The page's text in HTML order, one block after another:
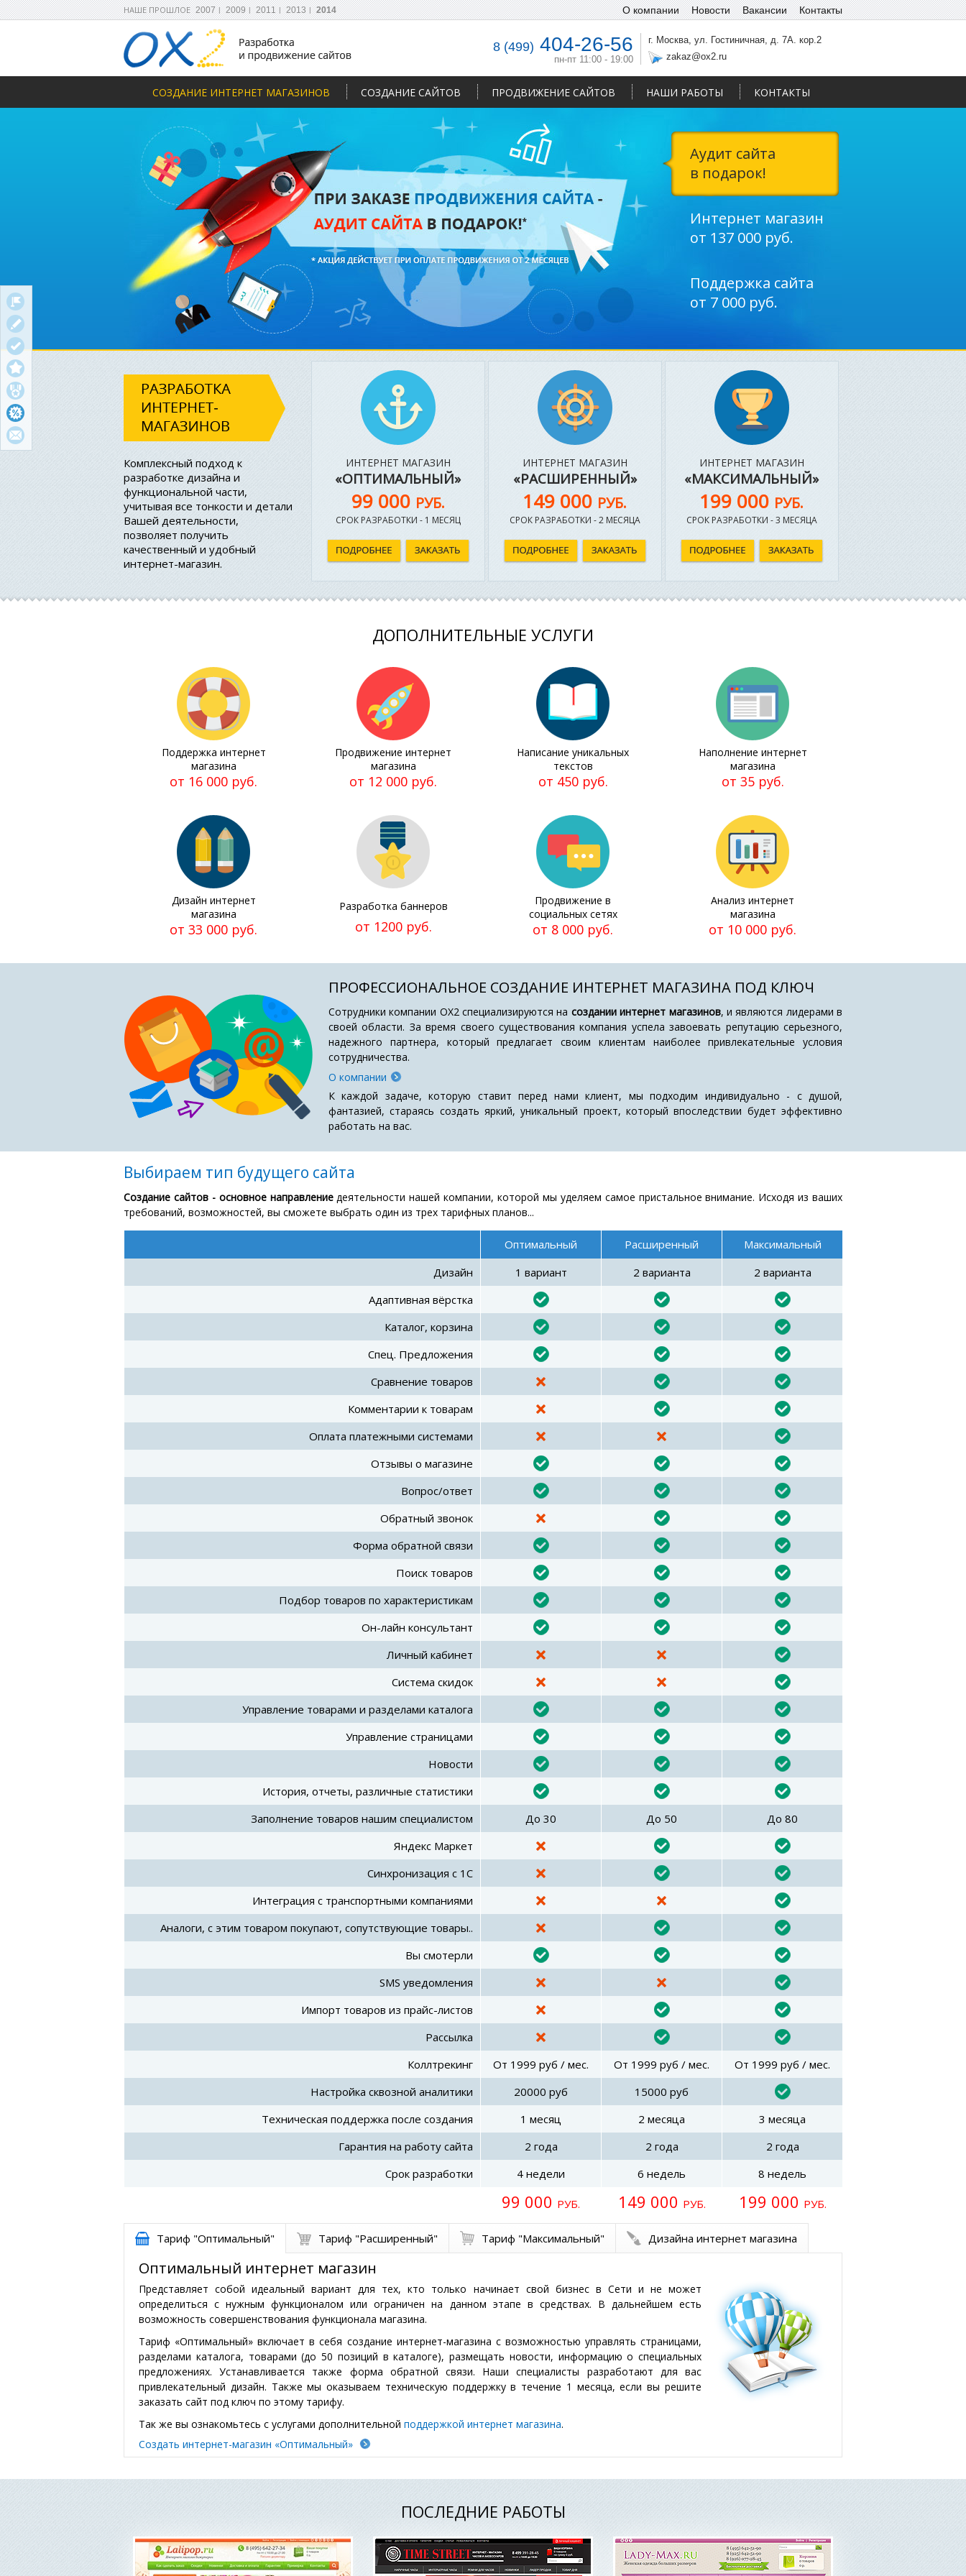
СОЗДАНИЕ ИНТЕРНЕТ МАГАЗИНОВ СОЗДАНИЕ САЙТОВ ПРОДВИЖЕНИЕ САЙТОВ НАШИ РАБОТЫ КОНТАКТЫ
НАШЕ ПРОШЛОЕ 2007 2009 2011 2013 2014 О компании Новости Вакансии Контакты
г. Москва, ул. Гостиничная, д. 7А. кор.2
zakaz@ox2.ru
8 (499) 404-26-56
пн-пт 11:00 - 19:00
Аудит сайта
в подарок!
Интернет магазин
от 137 000 руб.
Поддержка сайта
от 7 000 руб.
Комплексный подход к
разработке дизайна и
функциональной части,
учитывая все тонкости и детали
Вашей деятельности,
позволяет получить
качественный и удобный
интернет-магазин.
ИНТЕРНЕТ МАГАЗИН
«ОПТИМАЛЬНЫЙ»
99 000 РУБ.
СРОК РАЗРАБОТКИ - 1 МЕСЯЦ
ИНТЕРНЕТ МАГАЗИН
«РАСШИРЕННЫЙ»
149 000 РУБ.
СРОК РАЗРАБОТКИ - 2 МЕСЯЦА
ИНТЕРНЕТ МАГАЗИН
«МАКСИМАЛЬНЫЙ»
199 000 РУБ.
СРОК РАЗРАБОТКИ - 3 МЕСЯЦА
ДОПОЛНИТЕЛЬНЫЕ УСЛУГИ
Поддержка интернет
магазина
от 16 000 руб.
Продвижение интернет
магазина
от 12 000 руб.
Написание уникальных
текстов
от 450 руб.
Наполнение интернет
магазина
от 35 руб.
Дизайн интернет
магазина
от 33 000 руб.
Разработка баннеров
от 1200 руб.
Продвижение в
социальных сетях
от 8 000 руб.
Анализ интернет
магазина
от 10 000 руб.
ПРОФЕССИОНАЛЬНОЕ СОЗДАНИЕ ИНТЕРНЕТ МАГАЗИНА ПОД КЛЮЧ
Сотрудники компании ОХ2 специализируются на создании интернет магазинов, и являются лидерами в
своей области. За время своего существования компания успела завоевать репутацию серьезного,
надежного партнера, который предлагает своим клиентам наиболее привлекательные условия
сотрудничества.
О компании
К каждой задаче, которую ставит перед нами клиент, мы подходим индивидуально - с душой,
фантазией, стараясь создать яркий, уникальный проект, который впоследствии будет эффективно
работать на вас.
Выбираем тип будущего сайта
Создание сайтов - основное направлениедеятельности нашей компании, которой мы уделяем самое пристальное внимание. Исходя из ваших
требований, возможностей, вы сможете выбрать один из трех тарифных планов...
Оптимальный Расширенный
Максимальный
Дизайн
1 вариант 2 варианта
2 варианта
Адаптивная вёрстка
Каталог, корзина
Спец. Предложения
Сравнение товаров
Комментарии к товарам
Оплата платежными системами
Отзывы о магазине
Вопрос/ответ
Обратный звонок
Форма обратной связи
Поиск товаров
Подбор товаров по характеристикам
Он-лайн консультант
Личный кабинет
Система скидок
Управление товарами и разделами каталога
Управление страницами
Новости
История, отчеты, различные статистики
Заполнение товаров нашим специалистом
До 30 До 50
До 80
Яндекс Маркет
Синхронизация с 1C
Интеграция с транспортными компаниями
Аналоги, с этим товаром покупают, сопутствующие товары..
Вы смотерли
SMS уведомления
Импорт товаров из прайс-листов
Рассылка
Коллтрекинг
От 1999 руб / мес. От 1999 руб / мес.
От 1999 руб / мес.
Настройка сквозной аналитики
20000 руб
15000 руб
Техническая поддержка после создания
1 месяц 2 месяца
3 месяца
Гарантия на работу сайта
2 года 2 года
2 года
Срок разработки
4 недели 6 недель 8 недель
99 000 РУБ. 149 000 РУБ. 199 000 РУБ.
Тариф "Оптимальный" Тариф "Расширенный" Тариф "Максимальный" Дизайна интернет магазина
Оптимальный интернет магазин
Представляет собой идеальный вариант для тех, кто только начинает свой бизнес в Сети и не может
определиться с нужным функционалом или ограничен на данном этапе в средствах. В дальнейшем есть
возможность совершенствования функционала магазина.
Тариф «Оптимальный» включает в себя создание интернет-магазина с возможностью управлять страницами,
разделами каталога, товарами (до 50 позиций в каталоге), размещать новости, информацию о специальных
предложениях. Устанавливается также форма обратной связи. Наши специалисты разработают для вас
привлекательный дизайн. Также мы оказываем техническую поддержку в течение 1 месяца, если вы решите
заказать сайт под ключ по этому тарифу.
Так же вы ознакомьтесь с услугами дополнительной поддержкой интернет магазина.
Создать интернет-магазин «Оптимальный»
ПОСЛЕДНИЕ РАБОТЫ